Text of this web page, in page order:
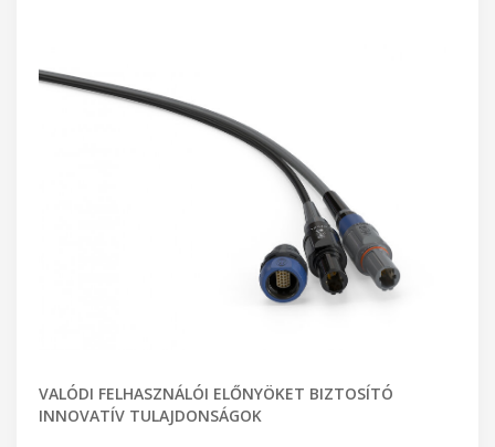
VALÓDI FELHASZNÁLÓI ELŐNYÖKET BIZTOSÍTÓ
INNOVATÍV TULAJDONSÁGOK